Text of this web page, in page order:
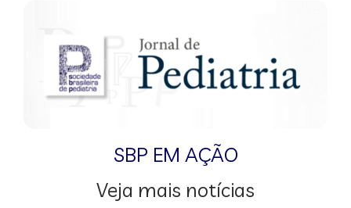
SBP EM AÇÃO
Veja mais notícias